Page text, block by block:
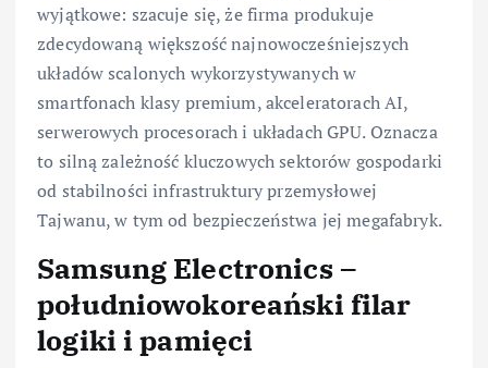
wyjątkowe: szacuje się, że firma produkuje
zdecydowaną większość najnowocześniejszych
układów scalonych wykorzystywanych w
smartfonach klasy premium, akceleratorach AI,
serwerowych procesorach i układach GPU. Oznacza
to silną zależność kluczowych sektorów gospodarki
od stabilności infrastruktury przemysłowej
Tajwanu, w tym od bezpieczeństwa jej megafabryk.
Samsung Electronics –
południowokoreański filar
logiki i pamięci